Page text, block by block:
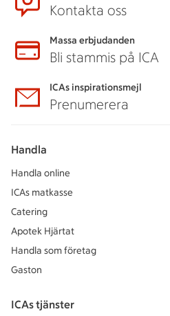
Kontakta oss
Massa erbjudanden
Bli stammis på ICA
ICAs inspirationsmejl
Prenumerera
Handla
Handla online
ICAs matkasse
Catering
Apotek Hjärtat
Handla som företag
Gaston
ICAs tjänster